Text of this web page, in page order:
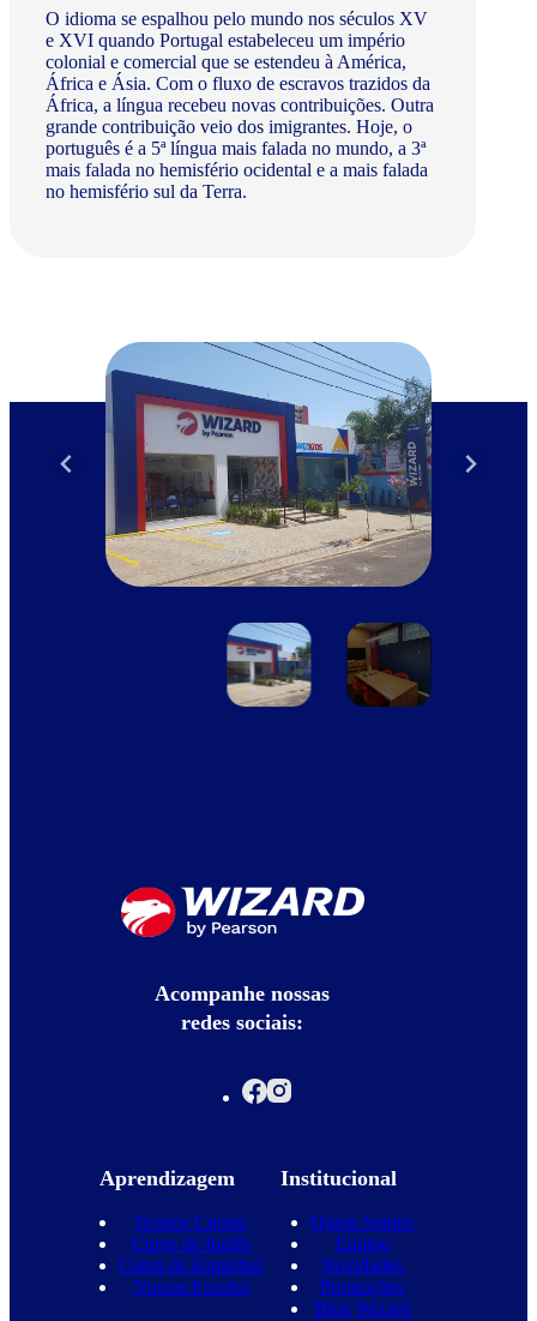
O idioma se espalhou pelo mundo nos séculos XV
e XVI quando Portugal estabeleceu um império
colonial e comercial que se estendeu à América,
África e Ásia. Com o fluxo de escravos trazidos da
África, a língua recebeu novas contribuições. Outra
grande contribuição veio dos imigrantes. Hoje, o
português é a 5ª língua mais falada no mundo, a 3ª
mais falada no hemisfério ocidental e a mais falada
no hemisfério sul da Terra.
Acompanhe nossas
redes sociais:
Aprendizagem
Nossos Cursos
Curso de Inglês
Curso de Espanhol
Nossas Escolas
Institucional
Quem Somos
Equipe
Novidades
Promoções
Blog Wizard